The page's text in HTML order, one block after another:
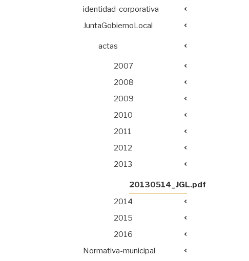
identidad-corporativa
JuntaGobiernoLocal
actas
2007
2008
2009
2010
2011
2012
2013
20130514_JGL.pdf
2014
2015
2016
Normativa-municipal